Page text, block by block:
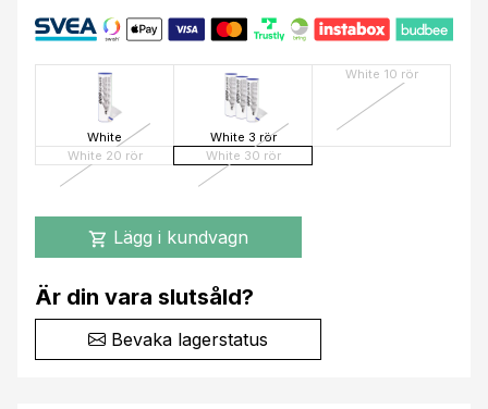
White White 3 rör
White 10 rör
White 20 rör White 30 rör
shopping_cart Lägg i kundvagn
Är din vara slutsåld?
Bevaka lagerstatus